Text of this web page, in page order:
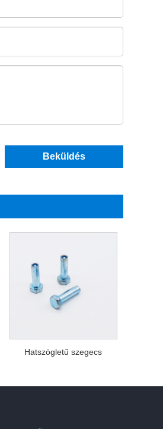
Beküldés
Hatszögletű szegecs